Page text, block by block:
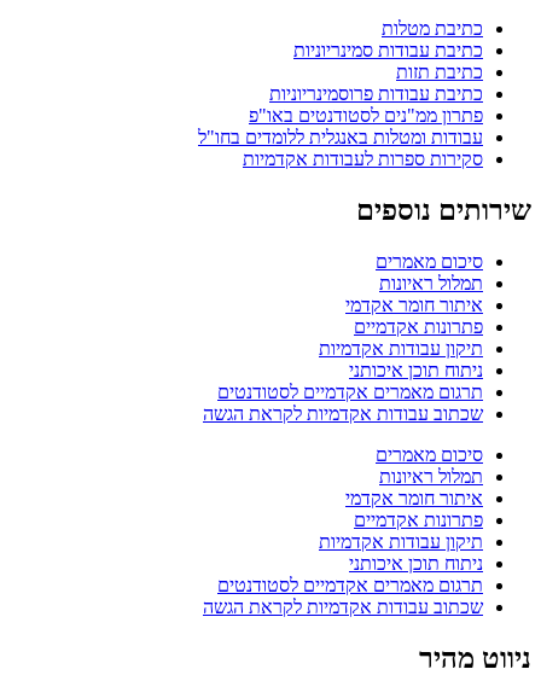
כתיבת מטלות
כתיבת עבודות סמינריוניות
כתיבת תזות
כתיבת עבודות פרוסמינריוניות
פתרון ממ"נים לסטודנטים באו"פ
עבודות ומטלות באנגלית ללומדים בחו"ל
סקירות ספרות לעבודות אקדמיות
שירותים נוספים
סיכום מאמרים
תמלול ראיונות
איתור חומר אקדמי
פתרונות אקדמיים
תיקון עבודות אקדמיות
ניתוח תוכן איכותני
תרגום מאמרים אקדמיים לסטודנטים
שכתוב עבודות אקדמיות לקראת הגשה
סיכום מאמרים
תמלול ראיונות
איתור חומר אקדמי
פתרונות אקדמיים
תיקון עבודות אקדמיות
ניתוח תוכן איכותני
תרגום מאמרים אקדמיים לסטודנטים
שכתוב עבודות אקדמיות לקראת הגשה
ניווט מהיר